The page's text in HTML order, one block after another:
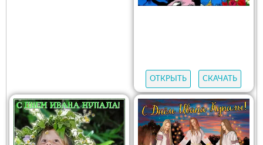
ОТКРЫТЬ СКАЧАТЬ